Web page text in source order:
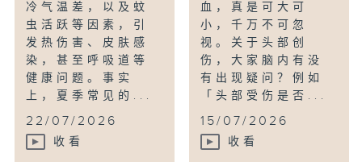
冷气温差，以及蚊
虫活跃等因素，引
发热伤害、皮肤感
染，甚至呼吸道等
健康问题。事实
上，夏季常见的...
22/07/2026
收看
血，真是可大可
小，千万不可忽
视。关于头部创
伤，大家脑内有没
有出现疑问？例如
「头部受伤是否...
15/07/2026
收看